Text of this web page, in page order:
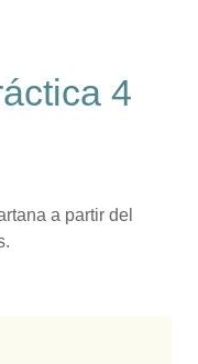
4
a partir del